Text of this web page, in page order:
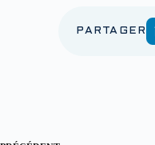
PARTAGER